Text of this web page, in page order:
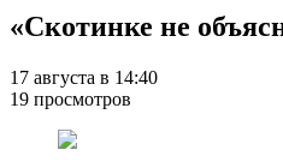
«Скотинке не
17 августа в 14:40
19 просмотров